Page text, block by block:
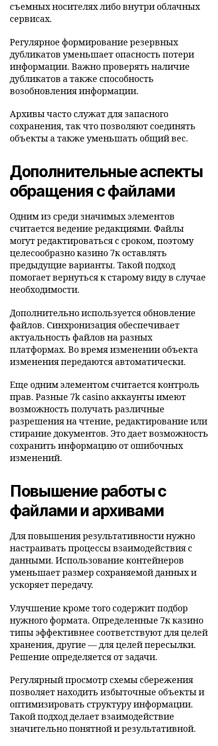
съемных носителях либо внутри облачных
сервисах.
Регулярное формирование резервных
дубликатов уменьшает опасность потери
информации. Важно проверять наличие
дубликатов а также способность
возобновления информации.
Архивы часто служат для запасного
сохранения, так что позволяют соединять
объекты а также уменьшать общий вес.
Дополнительные аспекты
обращения с файлами
Одним из среди значимых элементов
считается ведение редакциями. Файлы
могут редактироваться с сроком, поэтому
целесообразно казино 7к оставлять
предыдущие варианты. Такой подход
помогает вернуться к старому виду в случае
необходимости.
Дополнительно используется обновление
файлов. Синхронизация обеспечивает
актуальность файлов на разных
платформах. Во время изменении объекта
изменения передаются автоматически.
Еще одним элементом считается контроль
прав. Разные 7k casino аккаунты имеют
возможность получать различные
разрешения на чтение, редактирование или
стирание документов. Это дает возможность
сохранить информацию от ошибочных
изменений.
Повышение работы с
файлами и архивами
Для повышения результативности нужно
настраивать процессы взаимодействия с
данными. Использование контейнеров
уменьшает размер сохраняемой данных и
ускоряет передачу.
Улучшение кроме того содержит подбор
нужного формата. Определенные 7к казино
типы эффективнее соответствуют для целей
хранения, другие — для целей пересылки.
Решение определяется от задачи.
Регулярный просмотр схемы сбережения
позволяет находить избыточные объекты и
оптимизировать структуру информации.
Такой подход делает взаимодействие
значительно понятной и результативной.